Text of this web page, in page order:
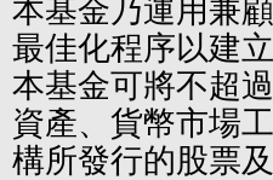
本基金乃運用兼
最佳化程序以建
本基金可將不超
資產、貨幣市場
構所發行的股票